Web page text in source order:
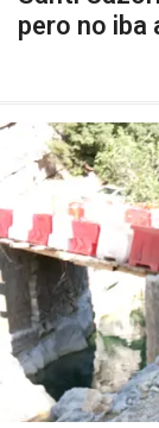
pero no iba